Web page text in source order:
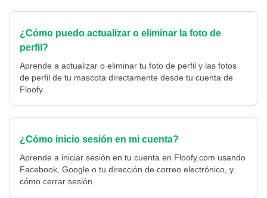
¿Cómo puedo actualizar o eliminar la foto de
perfil?
Aprende a actualizar o eliminar tu foto de perfil y las fotos
de perfil de tu mascota directamente desde tu cuenta de
Floofy.
¿Cómo inicio sesión en mi cuenta?
Aprende a iniciar sesión en tu cuenta en Floofy.com usando
Facebook, Google o tu dirección de correo electrónico, y
cómo cerrar sesión.